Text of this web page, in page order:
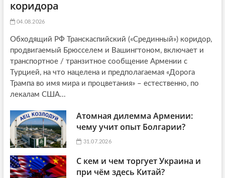
коридора
04.08.2026
Обходящий РФ Транскаспийский («Срединный») коридор,
продвигаемый Брюсселем и Вашингтоном, включает и
транспортное / транзитное сообщение Армении с
Турцией, на что нацелена и предполагаемая «Дорога
Трампа во имя мира и процветания» – естественно, по
лекалам США...
Атомная дилемма Армении:
чему учит опыт Болгарии?
31.07.2026
С кем и чем торгует Украина и
при чём здесь Китай?